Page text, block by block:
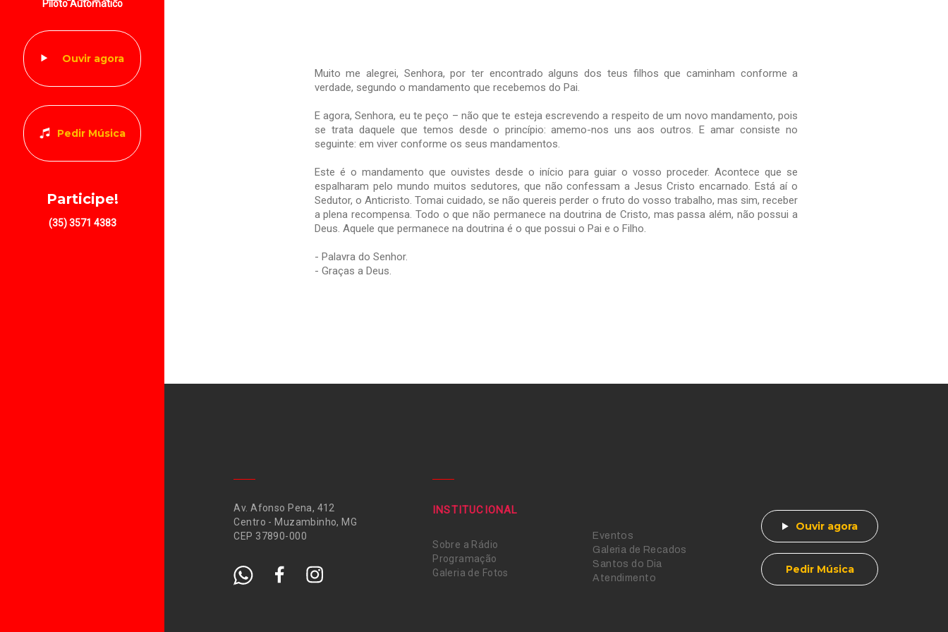
Piloto Automático
Ouvir agora
Pedir Música
Participe!
(35) 3571 4383
Muito me alegrei, Senhora, por ter encontrado alguns dos teus filhos que caminham conforme a
verdade, segundo o mandamento que recebemos do Pai.
E agora, Senhora, eu te peço – não que te esteja escrevendo a respeito de um novo mandamento, pois
se trata daquele que temos desde o princípio: amemo-nos uns aos outros. E amar consiste no
seguinte: em viver conforme os seus mandamentos.
Este é o mandamento que ouvistes desde o início para guiar o vosso proceder. Acontece que se
espalharam pelo mundo muitos sedutores, que não confessam a Jesus Cristo encarnado. Está aí o
Sedutor, o Anticristo. Tomai cuidado, se não quereis perder o fruto do vosso trabalho, mas sim, receber
a plena recompensa. Todo o que não permanece na doutrina de Cristo, mas passa além, não possui a
Deus. Aquele que permanece na doutrina é o que possui o Pai e o Filho.
- Palavra do Senhor.
- Graças a Deus.
Av. Afonso Pena, 412
Centro - Muzambinho, MG
CEP 37890-000
INSTITUCIONAL
Sobre a Rádio
Programação
Galeria de Fotos
Eventos
Galeria de Recados
Santos do Dia
Atendimento
Ouvir agora
Pedir Música